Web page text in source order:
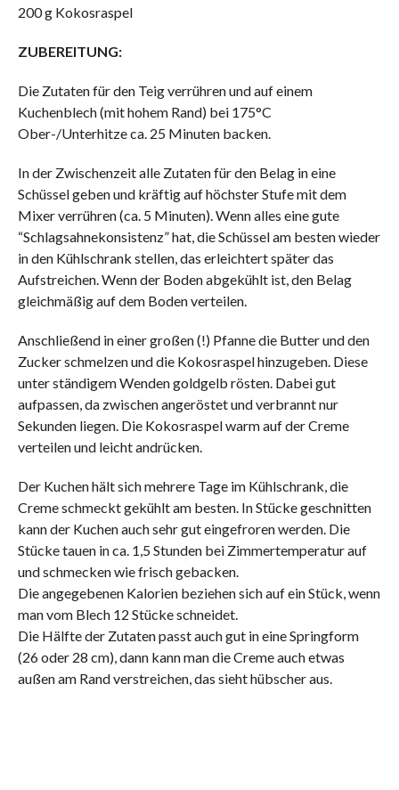
200 g Kokosraspel
ZUBEREITUNG:
Die Zutaten für den Teig verrühren und auf einem
Kuchenblech (mit hohem Rand) bei 175°C
Ober-/Unterhitze ca. 25 Minuten backen.
In der Zwischenzeit alle Zutaten für den Belag in eine
Schüssel geben und kräftig auf höchster Stufe mit dem
Mixer verrühren (ca. 5 Minuten). Wenn alles eine gute
“Schlagsahnekonsistenz” hat, die Schüssel am besten wieder
in den Kühlschrank stellen, das erleichtert später das
Aufstreichen. Wenn der Boden abgekühlt ist, den Belag
gleichmäßig auf dem Boden verteilen.
Anschließend in einer großen (!) Pfanne die Butter und den
Zucker schmelzen und die Kokosraspel hinzugeben. Diese
unter ständigem Wenden goldgelb rösten. Dabei gut
aufpassen, da zwischen angeröstet und verbrannt nur
Sekunden liegen. Die Kokosraspel warm auf der Creme
verteilen und leicht andrücken.
Der Kuchen hält sich mehrere Tage im Kühlschrank, die
Creme schmeckt gekühlt am besten. In Stücke geschnitten
kann der Kuchen auch sehr gut eingefroren werden. Die
Stücke tauen in ca. 1,5 Stunden bei Zimmertemperatur auf
und schmecken wie frisch gebacken.
Die angegebenen Kalorien beziehen sich auf ein Stück, wenn
man vom Blech 12 Stücke schneidet.
Die Hälfte der Zutaten passt auch gut in eine Springform
(26 oder 28 cm), dann kann man die Creme auch etwas
außen am Rand verstreichen, das sieht hübscher aus.